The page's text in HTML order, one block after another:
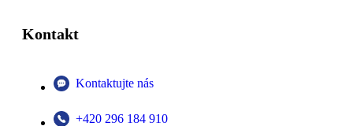
Kontakt
Kontaktujte nás
+420 296 184 910